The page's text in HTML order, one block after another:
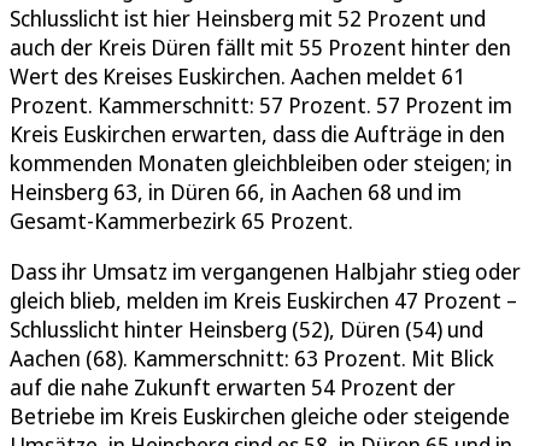
Schlusslicht ist hier Heinsberg mit 52 Prozent und
auch der Kreis Düren fällt mit 55 Prozent hinter den
Wert des Kreises Euskirchen. Aachen meldet 61
Prozent. Kammerschnitt: 57 Prozent. 57 Prozent im
Kreis Euskirchen erwarten, dass die Aufträge in den
kommenden Monaten gleichbleiben oder steigen; in
Heinsberg 63, in Düren 66, in Aachen 68 und im
Gesamt-Kammerbezirk 65 Prozent.
Dass ihr Umsatz im vergangenen Halbjahr stieg oder
gleich blieb, melden im Kreis Euskirchen 47 Prozent –
Schlusslicht hinter Heinsberg (52), Düren (54) und
Aachen (68). Kammerschnitt: 63 Prozent. Mit Blick
auf die nahe Zukunft erwarten 54 Prozent der
Betriebe im Kreis Euskirchen gleiche oder steigende